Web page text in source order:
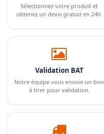
Sélectionnez votre produit et
obtenez un devis gratuit en 24h.
Validation BAT
Notre équipe vous envoie un bon
à tirer pour validation.